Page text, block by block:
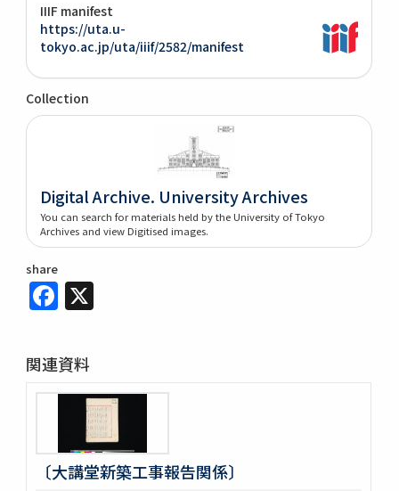
IIIF manifest
https://uta.u-
tokyo.ac.jp/uta/iiif/2582/manifest
Collection
Digital Archive. University Archives
You can search for materials held by the University of Tokyo
Archives and view Digitised images.
share
Facebook
関連資料
〔大講堂新築工事報告関係〕